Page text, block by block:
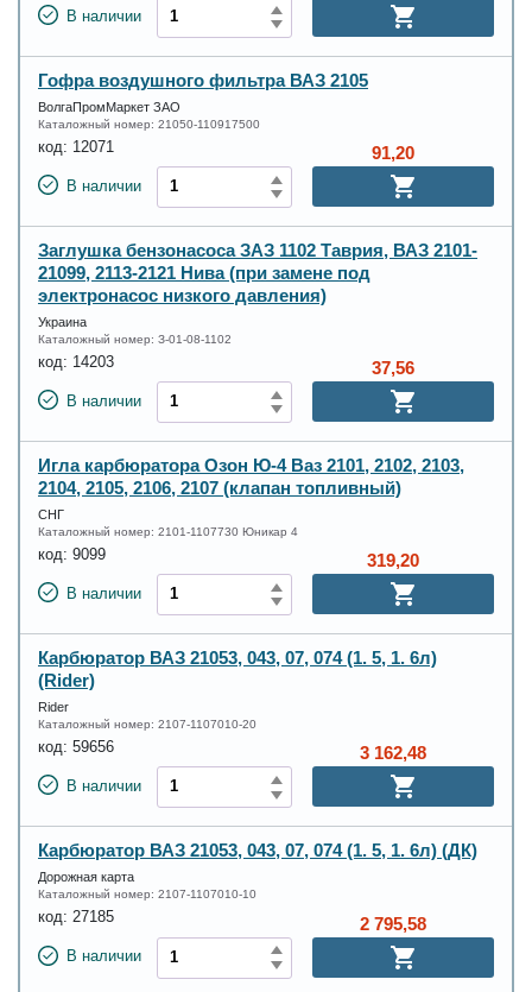
В наличии
Гофра воздушного фильтра ВАЗ 2105
ВолгаПромМаркет ЗАО
Каталожный номер: 21050-110917500
код: 12071
В наличии
91,20
Заглушка бензонасоса ЗАЗ 1102 Таврия, ВАЗ 2101-
21099, 2113-2121 Нива (при замене под
электронасос низкого давления)
Украина
Каталожный номер: З-01-08-1102
код: 14203
В наличии
37,56
Игла карбюратора Озон Ю-4 Ваз 2101, 2102, 2103,
2104, 2105, 2106, 2107 (клапан топливный)
СНГ
Каталожный номер: 2101-1107730 Юникар 4
код: 9099
В наличии
319,20
Карбюратор ВАЗ 21053, 043, 07, 074 (1. 5, 1. 6л)
(Rider)
Rider
Каталожный номер: 2107-1107010-20
код: 59656
В наличии
3 162,48
Карбюратор ВАЗ 21053, 043, 07, 074 (1. 5, 1. 6л) (ДК)
Дорожная карта
Каталожный номер: 2107-1107010-10
код: 27185
В наличии
2 795,58